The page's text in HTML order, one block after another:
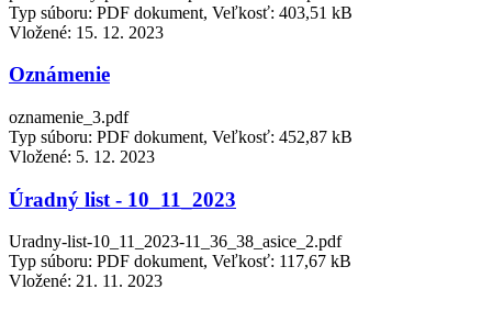
Typ súboru: PDF dokument, Veľkosť: 403,51 kB
Vložené: 15. 12. 2023
Oznámenie
oznamenie_3.pdf
Typ súboru: PDF dokument, Veľkosť: 452,87 kB
Vložené: 5. 12. 2023
Úradný list - 10_11_2023
Uradny-list-10_11_2023-11_36_38_asice_2.pdf
Typ súboru: PDF dokument, Veľkosť: 117,67 kB
Vložené: 21. 11. 2023